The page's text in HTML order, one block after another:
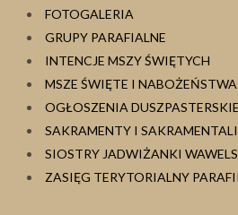
FOTOGALERIA
GRUPY PARAFIALNE
INTENCJE MSZY ŚWIĘTYCH
MSZE ŚWIĘTE I
OGŁOSZENIA DUSZPASTERSKIE
SAKRAMENTY I
SIOSTRY JADWIŻANKI
ZASIĘG TERYTORIALNY PARAFII